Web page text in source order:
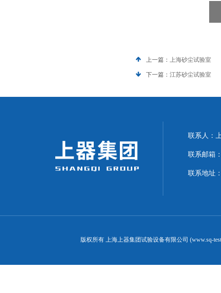
上一篇： 上海砂尘试验室
下一篇： 江苏砂尘试验室
联系人：
联系邮箱
联系地址
版权所有 上海上器集团试验设备有限公司 (www.sq-